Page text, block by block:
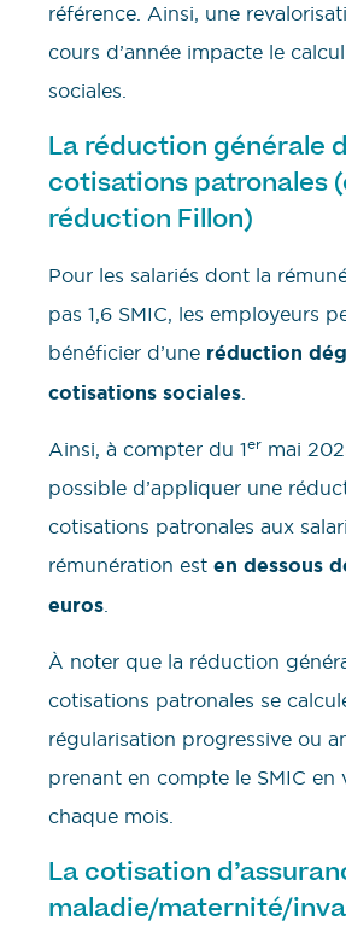
référence. Ainsi, une
cours d’année impacte le
sociales.
La réduction générale
cotisations patronales
réduction Fillon)
Pour les salariés dont la
pas 1,6 SMIC, les employeurs
bénéficier d’une réduction
cotisations sociales
Ainsi, à compter du 1er mai
possible d’appliquer une
cotisations patronales aux
rémunération est en dessous
euros.
À noter que la réduction
cotisations patronales se
régularisation progressive ou
prenant en compte le SMIC en
chaque mois.
La cotisation
maladie/maternité/